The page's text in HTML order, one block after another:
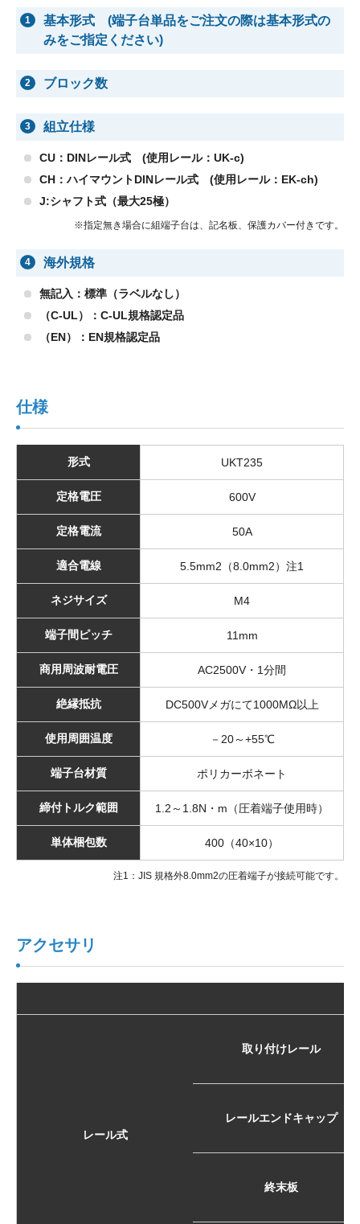
1
基本形式 (端子台単品をご注文の際は基本形式の
みをご指定ください)
2 ブロック数
3 組立仕様
CU：DINレール式 (使用レール：UK-c)
CH：ハイマウントDINレール式 (使用レール：EK-ch)
J:シャフト式（最大25極）
※指定無き場合に組端子台は、記名板、保護カバー付きです。
4 海外規格
無記入：標準（ラベルなし）
（C-UL）：C-UL規格認定品
（EN）：EN規格認定品
仕様
形式 UKT235
定格電圧 600V
定格電流 50A
適合電線 5.5mm2（8.0mm2）注1
ネジサイズ M4
端子間ピッチ 11mm
商用周波耐電圧 AC2500V・1分間
絶縁抵抗 DC500Vメガにて1000MΩ以上
使用周囲温度 －20～+55℃
端子台材質 ポリカーボネート
締付トルク範囲 1.2～1.8N・m（圧着端子使用時）
単体梱包数 400（40×10）
注1：JIS 規格外8.0mm2の圧着端子が接続可能です。
アクセサリ
レール式
取り付けレール
レールエンドキャップ
終末板